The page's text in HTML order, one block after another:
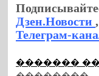
Дзен.Новости,
Телеграм-
�������